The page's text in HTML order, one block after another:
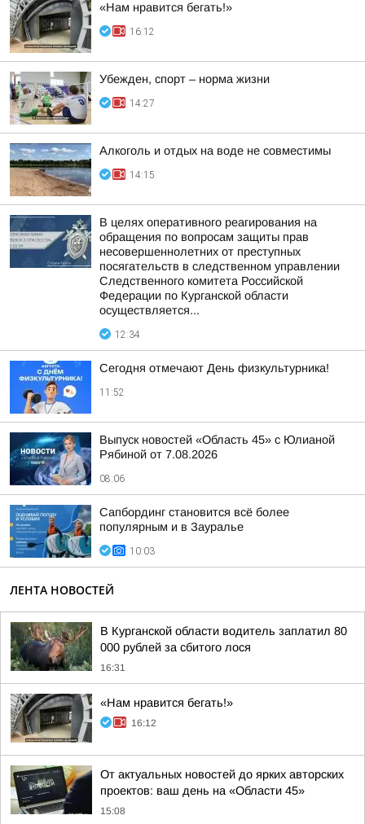
«Нам нравится бегать!»
16:12
Убежден, спорт – норма жизни
14:27
Алкоголь и отдых на воде не совместимы
14:15
В целях оперативного реагирования на
обращения по вопросам защиты прав
несовершеннолетних от преступных
посягательств в следственном управлении
Следственного комитета Российской
Федерации по Курганской области
осуществляется...
12:34
Сегодня отмечают День физкультурника!
11:52
Выпуск новостей «Область 45» с Юлианой
Рябиной от 7.08.2026
08:06
Сапбординг становится всё более
популярным и в Зауралье
10:03
ЛЕНТА НОВОСТЕЙ
В Курганской области водитель заплатил 80
000 рублей за сбитого лося
16:31
«Нам нравится бегать!»
16:12
От актуальных новостей до ярких авторских
проектов: ваш день на «Области 45»
15:08